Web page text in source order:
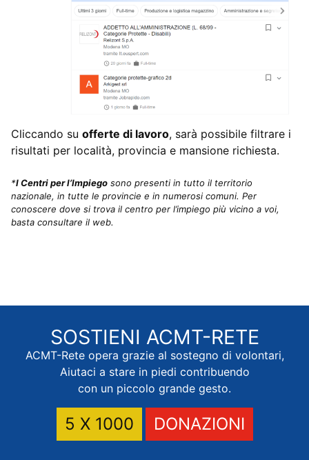
Cliccando su offerte di lavoro, sarà possibile filtrare i
risultati per località, provincia e mansione richiesta.
*I Centri per l’Impiego sono presenti in tutto il territorio
nazionale, in tutte le provincie e in numerosi comuni. Per
conoscere dove si trova il centro per l’impiego più vicino a voi,
basta consultare il web.
SOSTIENI ACMT-RETE
ACMT-Rete opera grazie al sostegno di volontari,
Aiutaci a stare in piedi contribuendo
con un piccolo grande gesto.
5 X 1000 DONAZIONI